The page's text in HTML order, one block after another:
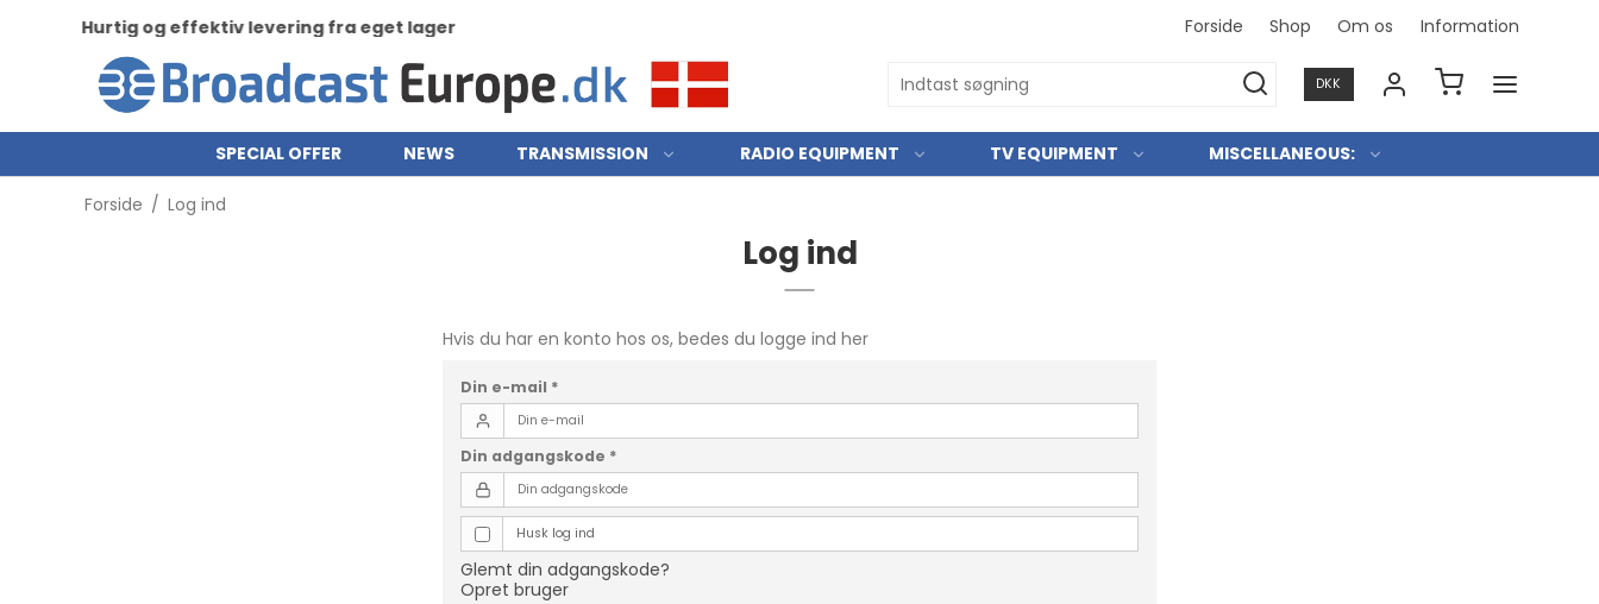
Hurtig og effektiv levering fra eget lager Forside Shop Om os Information
DKK
SPECIAL OFFER NEWS TRANSMISSION RADIO EQUIPMENT TV EQUIPMENT MISCELLANEOUS:
Forside / Log ind
Log ind
Hvis du har en konto hos os, bedes du logge ind her
Din e-mail *
Din adgangskode *
Husk log ind
Glemt din adgangskode?
Opret bruger